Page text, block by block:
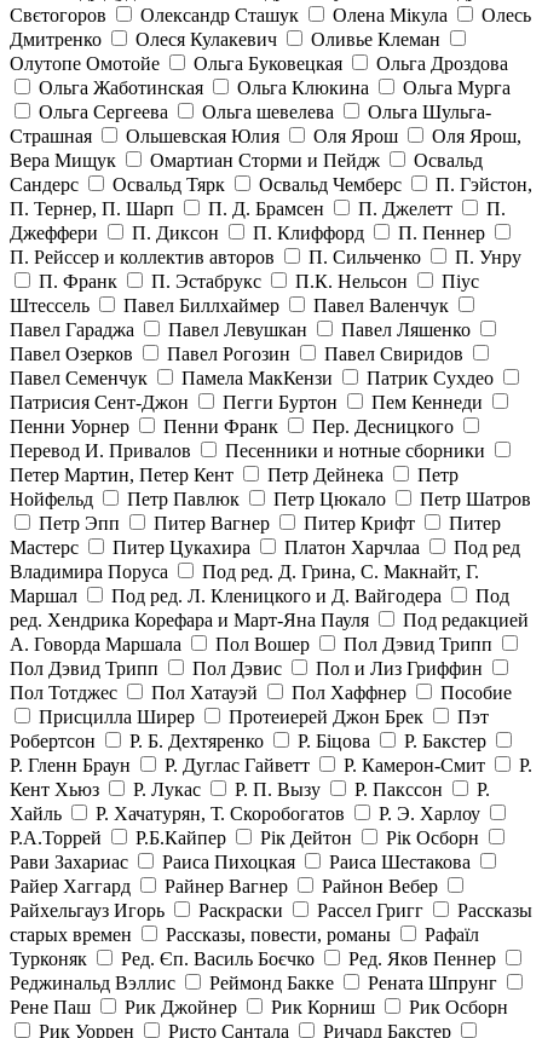
Свєтогоров
Олександр Сташук Олена Мікула
Олесь
Дмитренко
Олеся Кулакевич
Оливье Клеман
Олутопе Омотойе
Ольга Буковецкая
Ольга Дроздова
Ольга Жаботинская
Ольга Клюкина
Ольга Мурга
Ольга Сергеева
Ольга шевелева
Ольга Шульга-
Страшная
Ольшевская Юлия Оля Ярош
Оля Ярош,
Вера Мищук
Омартиан Сторми и Пейдж
Освальд
Сандерс
Освальд Тярк Освальд Чемберс
П. Гэйстон,
П. Тернер, П. Шарп
П. Д. Брамсен П. Джелетт
П.
Джеффери
П. Диксон П. Клиффорд
П. Пеннер
П. Рейссер и коллектив авторов
П. Сильченко
П. Унру
П. Франк
П. Эстабрукс П.К. Нельсон
Піус
Штессель
Павел Биллхаймер
Павел Валенчук
Павел Гараджа
Павел Левушкан
Павел Ляшенко
Павел Озерков
Павел Рогозин
Павел Свиридов
Павел Семенчук
Памела МакКензи
Патрик Сухдео
Патрисия Сент-Джон
Пегги Буртон
Пем Кеннеди
Пенни Уорнер
Пенни Франк
Пер. Десницкого
Перевод И. Привалов
Песенники и нотные сборники
Петер Мартин, Петер Кент
Петр Дейнека
Петр
Нойфельд
Петр Павлюк Петр Цюкало
Петр Шатров
Петр Эпп
Питер Вагнер Питер Крифт
Питер
Мастерс
Питер Цукахира Платон Харчлаа
Под ред
Владимира Поруса
Под ред. Д. Грина, С. Макнайт, Г.
Маршал
Под ред. Л. Кленицкого и Д. Вайгодера
Под
ред. Хендрика Корефара и Март-Яна Пауля
Под редакцией
А. Говорда Маршала
Пол Вошер
Пол Дэвид Трипп
Пол Дэвид Трипп
Пол Дэвис
Пол и Лиз Гриффин
Пол Тотджес
Пол Хатауэй Пол Хаффнер
Пособие
Присцилла Ширер
Протеиерей Джон Брек
Пэт
Робертсон
Р. Б. Дехтяренко Р. Біцова
Р. Бакстер
Р. Гленн Браун
Р. Дуглас Гайветт Р. Камерон-Смит
Р.
Кент Хьюз
Р. Лукас Р. П. Вызу Р. Пакссон
Р.
Хайль
Р. Хачатурян, Т. Скоробогатов
Р. Э. Харлоу
Р.А.Торрей
Р.Б.Кайпер Рік Дейтон
Рік Осборн
Рави Захариас
Раиса Пихоцкая
Раиса Шестакова
Райер Хаггард
Райнер Вагнер
Райнон Вебер
Райхельгауз Игорь
Раскраски Рассел Григг
Рассказы
старых времен
Рассказы, повести, романы
Рафаїл
Турконяк
Ред. Єп. Василь Боєчко
Ред. Яков Пеннер
Реджинальд Вэллис
Реймонд Бакке
Рената Шпрунг
Рене Паш
Рик Джойнер Рик Корниш
Рик Осборн
Рик Уоррен
Ристо Сантала Ричард Бакстер